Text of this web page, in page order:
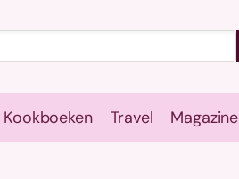
Kookboeken Travel Magazine